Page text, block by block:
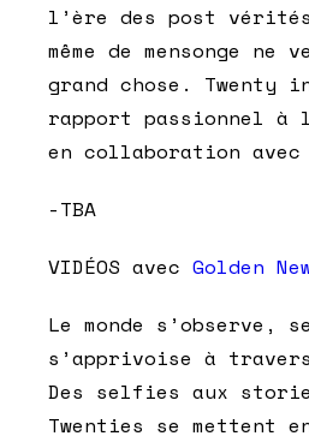
l’ère des post
même de mensonge
grand chose. Twenty
rapport passionnel à
en collaboration avec
-TBA
VIDÉOS avec Golden
Le monde s’observe,
s’apprivoise à
Des selfies aux
Twenties se mettent